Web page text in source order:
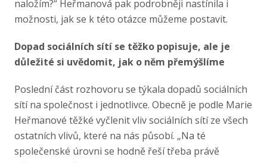
naložím?“ Heřmanová pak podrobněji nastínila i
možnosti, jak se k této otázce můžeme postavit.
Dopad sociálních sítí se těžko popisuje, ale je
důležité si uvědomit, jak o něm přemýšlíme
Poslední část rozhovoru se týkala dopadů sociálních
sítí na společnost i jednotlivce. Obecně je podle Marie
Heřmanové těžké vyčlenit vliv sociálních sítí ze všech
ostatních vlivů, které na nás působí. „Na té
společenské úrovni se hodně řeší třeba právě